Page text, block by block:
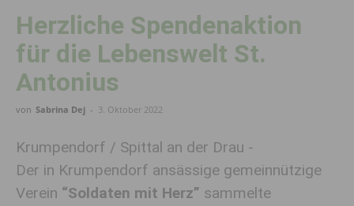
Herzliche Spendenaktion
für die Lebenswelt St.
Antonius
von Sabrina Dej - 3. Oktober 2022
Krumpendorf / Spittal an der Drau -
Der in Krumpendorf ansässige gemeinnützige
Verein “Soldaten mit Herz” sammelte